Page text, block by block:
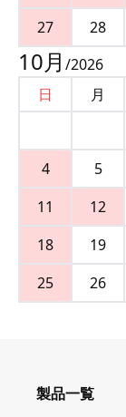
27
28
10月 /2026
日
月
4
5
11
12
18
19
25
26
製品一覧